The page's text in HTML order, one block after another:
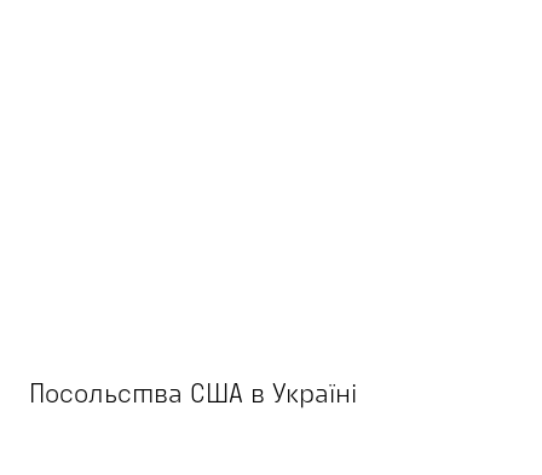
Посольства США в Україні